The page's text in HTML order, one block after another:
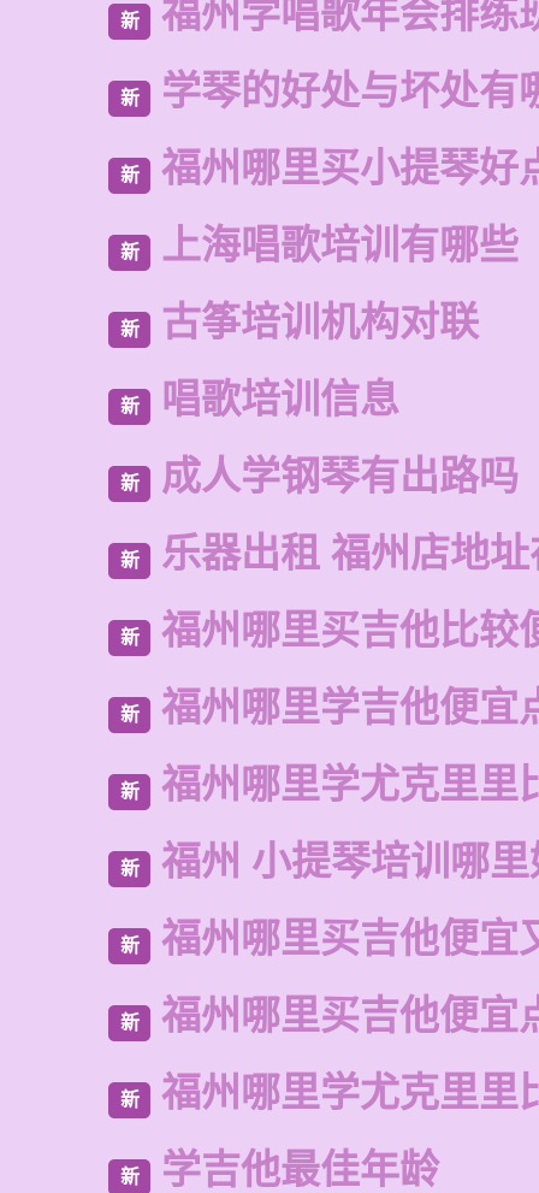
新 福州学唱歌年会排练
新 学琴的好处与坏处有
新 福州哪里买小提琴好
新 上海唱歌培训有哪些
新 古筝培训机构对联
新 唱歌培训信息
新 成人学钢琴有出路吗
新 乐器出租 福州店地
新 福州哪里买吉他比较
新 福州哪里学吉他便宜
新 福州哪里学尤克里里
新 福州 小提琴培训哪里
新 福州哪里买吉他便宜
新 福州哪里买吉他便宜
新 福州哪里学尤克里里
新 学吉他最佳年龄